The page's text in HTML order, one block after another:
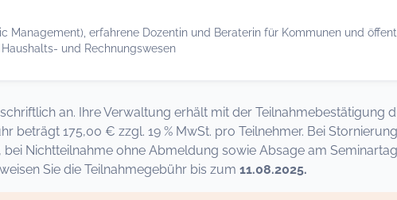
Management), erfahrene Dozentin und Beraterin für Kommunen und
und Rechnungswesen
an. Ihre Verwaltung erhält mit der Teilnahmebestätigung
beträgt 175,00 € zzgl. 19 % MwSt. pro Teilnehmer. Bei
bei Nichtteilnahme ohne Abmeldung sowie Absage am
Sie die Teilnahmegebühr bis zum 11.08.2025.